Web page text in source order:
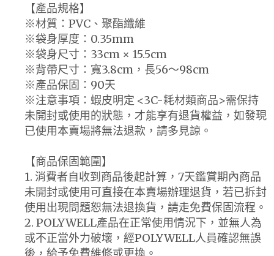
【產品規格】
※材質：PVC、聚酯纖維
※袋身厚度：0.35mm
※袋身尺寸：33cm × 15.5cm
※背帶尺寸：寬3.8cm，長56～98cm
※產品保固：90天
※注意事項：蝦皮明定 <3C-耗材類商品>需保持
未開封或使用的狀態，才能享有退貨權益，如發現
已使用本賣場將無法退款，請多見諒。
【商品保固範圍】
1. 消費者自收到商品後起計算，7天鑑賞期內商品
未開封或使用可直接在本賣場辦理退貨，若已拆封
使用出現問題恕無法退換貨，請走免費保固流程。
2. POLYWELL產品在正常使用情況下，並無人為
或不正當外力破壞，經POLYWELL人員確認無誤